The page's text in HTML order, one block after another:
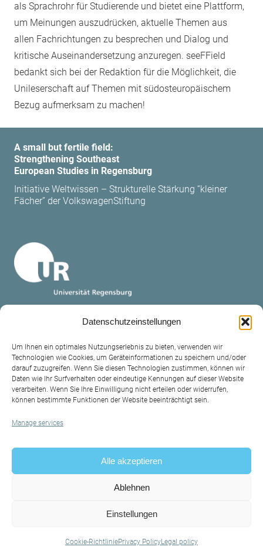
Datenschutzeinstellungen
Um Ihnen ein optimales Nutzungserlebnis zu bieten, verwenden wir
Technologien wie Cookies, um Geräteinformationen zu speichern und/oder
darauf zuzugreifen. Wenn Sie diesen Technologien zustimmen, können wir
Daten wie Ihr Surfverhalten oder eindeutige Kennungen auf dieser Website
verarbeiten. Wenn Sie Ihre Einwilligung nicht erteilen oder widerrufen,
können bestimmte Funktionen der Website beeinträchtigt sein.
Manage services
Alle akzeptieren
Ablehnen
Einstellungen
Cookie-RichtliniePrivacy PolicyLegal policy
als Sprachrohr für Studierende und bietet eine Plattform,
um Meinungen auszudrücken, aktuelle Themen aus
allen Fachrichtungen zu besprechen und Dialog und
kritische Auseinandersetzung anzuregen. seeFField
bedankt sich bei der Redaktion für die Möglichkeit, die
Unileserschaft auf Themen mit südosteuropäischem
Bezug aufmerksam zu machen!
A small but fertile field:
Strengthening Southeast
European Studies in Regensburg
Initiative Weltwissen – Strukturelle Stärkung “kleiner
Fächer” der VolkswagenStiftung
Contact
European Studies in Regensburg